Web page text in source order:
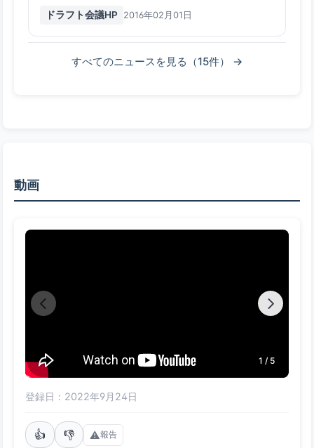
ドラフト会議HP 2016年02月01日
すべてのニュースを見る（15件） →
動画
1 / 5
登録日：2022年9月24日
👍 👎 ⚠️報告